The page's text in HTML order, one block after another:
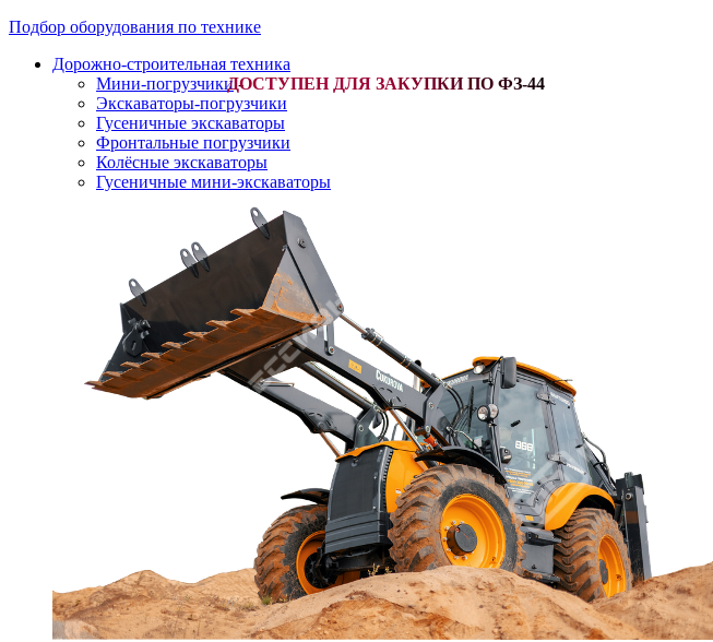
Подбор оборудования по технике
Дорожно-строительная техника
Мини-погрузчики-
Экскаваторы-погрузчики
Гусеничные экскаваторы
Фронтальные погрузчики
Колёсные экскаваторы
Гусеничные мини-экскаваторы